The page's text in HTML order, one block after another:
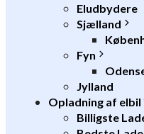
Eludbydere
Sjælland
Fyn
Jylland
Opladning af elbil
Billigste